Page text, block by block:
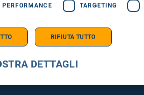
PERFORMANCE TARGETING
RIFIUTA TUTTO
DETTAGLI